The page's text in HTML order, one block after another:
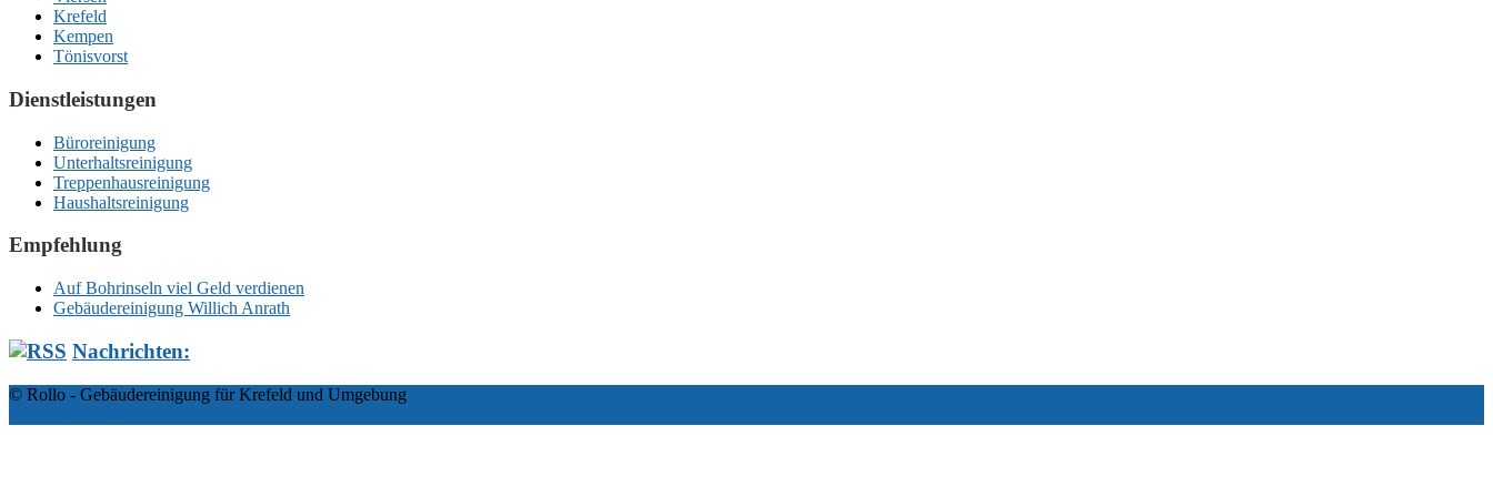
Krefeld
Kempen
Tönisvorst
Dienstleistungen
Büroreinigung
Unterhaltsreinigung
Treppenhausreinigung
Haushaltsreinigung
Empfehlung
Auf Bohrinseln viel Geld verdienen
Gebäudereinigung Willich Anrath
Nachrichten:
© Rollo - Gebäudereinigung für Krefeld und Umgebung